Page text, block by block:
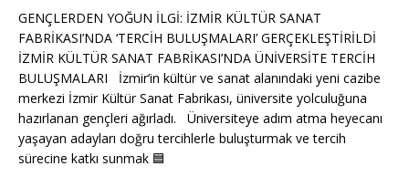
GENÇLERDEN YOĞUN İLGİ: İZMİR KÜLTÜR SANAT
FABRİKASI’NDA ‘TERCİH BULUŞMALARI’ GERÇEKLEŞTİRİLDİ
İZMİR KÜLTÜR SANAT FABRİKASI’NDA ÜNİVERSİTE TERCİH
BULUŞMALARI İzmir’in kültür ve sanat alanındaki yeni cazibe
merkezi İzmir Kültür Sanat Fabrikası, üniversite yolculuğuna
hazırlanan gençleri ağırladı. Üniversiteye adım atma heyecanı
yaşayan adayları doğru tercihlerle buluşturmak ve tercih
sürecine katkı sunmak 🟦